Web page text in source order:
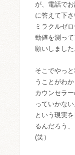
が、電話で
に答えて下さ
ミラクルゼ
動値を測っ
願いしました
そこでやっ
うことがわか
カウンセラ
っていかない
という現実
るんだろう
(笑）